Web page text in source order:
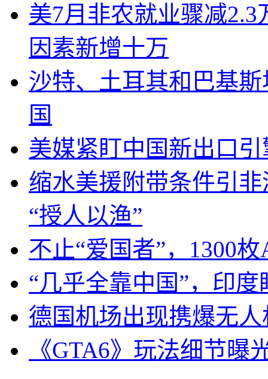
美7月非农就业骤减
因素新增十万
沙特、土耳其和巴基
国
美媒紧盯中国新出口
缩水美援附带条件引
“授人以渔”
不止“爱国者”，1300
“几乎全靠中国”，印
德国机场出现携爆无
《GTA6》玩法细节